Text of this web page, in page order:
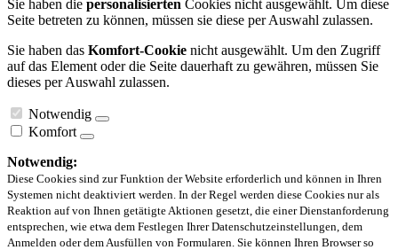
Sie haben die personalisierten Cookies nicht ausgewählt. Um diese
Seite betreten zu können, müssen sie diese per Auswahl zulassen.
Sie haben das Komfort-Cookie nicht ausgewählt. Um den Zugriff
auf das Element oder die Seite dauerhaft zu gewähren, müssen Sie
dieses per Auswahl zulassen.
Notwendig
Komfort
Notwendig:
Diese Cookies sind zur Funktion der Website erforderlich und können in Ihren
Systemen nicht deaktiviert werden. In der Regel werden diese Cookies nur als
Reaktion auf von Ihnen getätigte Aktionen gesetzt, die einer Dienstanforderung
entsprechen, wie etwa dem Festlegen Ihrer Datenschutzeinstellungen, dem
Anmelden oder dem Ausfüllen von Formularen. Sie können Ihren Browser so